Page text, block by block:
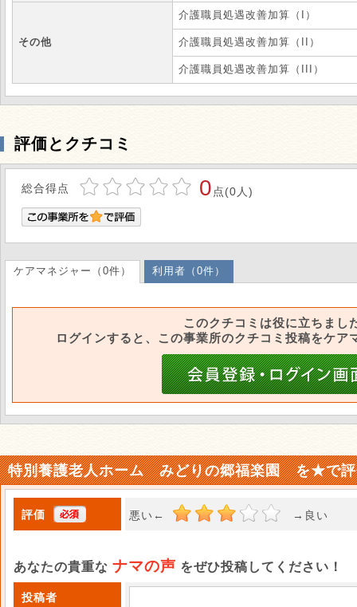
その他
介護職員処遇改善加算（I）
介護職員処遇改善加算（II）
介護職員処遇改善加算（III）
評価とクチコミ
総合得点 0 点(0人)
ケアマネジャー（0件） 利用者（0件）
このクチコミは役に立ちまし
ログインすると、この事業所のクチコミ投稿をケア
特別養護老人ホーム みどりの郷福楽園 を★で評
評価 悪い← →良い ★
あなたの貴重な ナマの声 をぜひ投稿してください！
投稿者